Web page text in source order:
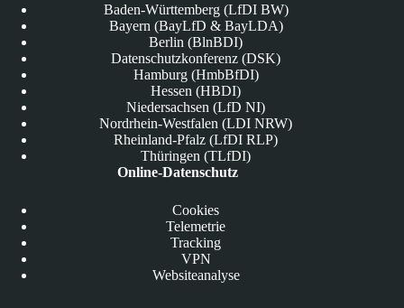
Baden-Württemberg (LfDI BW)
Bayern (BayLfD & BayLDA)
Berlin (BlnBDI)
Datenschutzkonferenz (DSK)
Hamburg (HmbBfDI)
Hessen (HBDI)
Niedersachsen (LfD NI)
Nordrhein-Westfalen (LDI NRW)
Rheinland-Pfalz (LfDI RLP)
Thüringen (TLfDI)
Online-Datenschutz
Cookies
Telemetrie
Tracking
VPN
Websiteanalyse